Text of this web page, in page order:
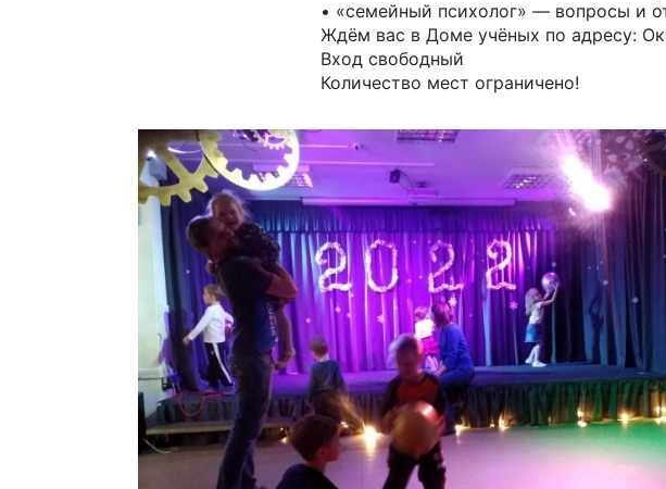
• «семейный психолог» — вопросы и
Ждём вас в Доме учёных по адресу:
Вход свободный
Количество мест ограничено!